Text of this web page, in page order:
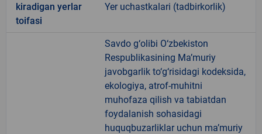
kiradigan yerlar
toifasi
Yer uchastkalari (tadbirkorlik)
Savdo g‘olibi O‘zbekiston
Respublikasining Ma’muriy
javobgarlik to‘g‘risidagi kodeksida,
ekologiya, atrof-muhitni
muhofaza qilish va tabiatdan
foydalanish sohasidagi
huquqbuzarliklar uchun ma’muriy